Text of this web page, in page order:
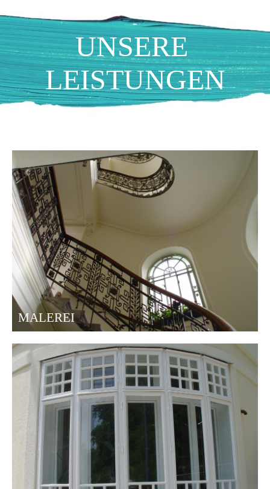
UNSERE
LEISTUNGEN
MALEREI